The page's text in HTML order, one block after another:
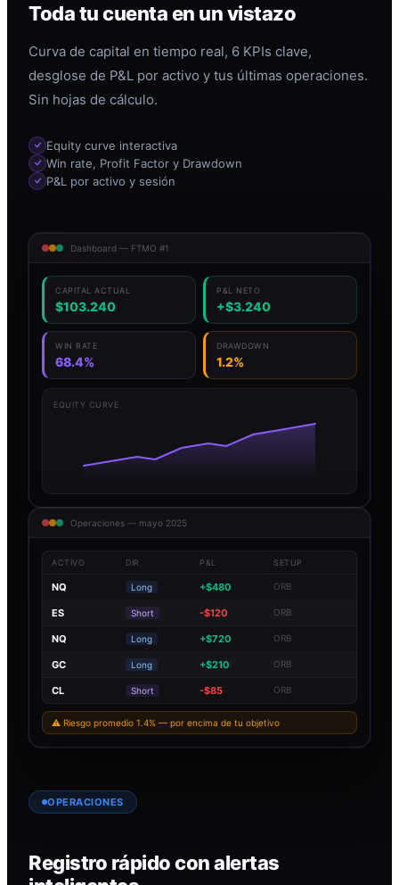
Toda tu cuenta en un vistazo
Curva de capital en tiempo real, 6 KPIs clave,
desglose de P&L por activo y tus últimas operaciones.
Sin hojas de cálculo.
Equity curve interactiva
Win rate, Profit Factor y Drawdown
P&L por activo y sesión
Dashboard — FTMO #1
CAPITAL ACTUAL
$103.240
P&L NETO
+$3.240
WIN RATE
68.4%
DRAWDOWN
1.2%
EQUITY CURVE
Operaciones — mayo 2025
ACTIVO DIR. P&L SETUP
NQ Long +$480 ORB
ES Short -$120 ORB
NQ Long +$720 ORB
GC Long +$210 ORB
CL Short -$85 ORB
⚠ Riesgo promedio 1.4% — por encima de tu objetivo
OPERACIONES
Registro rápido con alertas